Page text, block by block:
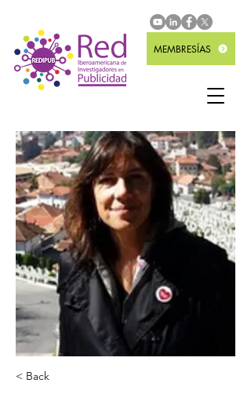
MEMBRESÍAS
< Back